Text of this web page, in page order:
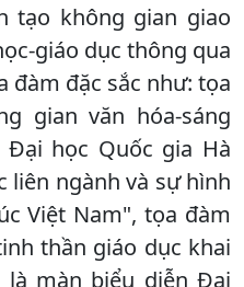
tạo không gian giao
giáo dục thông qua
đàm đặc sắc như: tọa
gian văn hóa-sáng
học Quốc gia Hà
liên ngành và sự hình
Việt Nam", tọa đàm
thần giáo dục khai
là màn biểu diễn Đại